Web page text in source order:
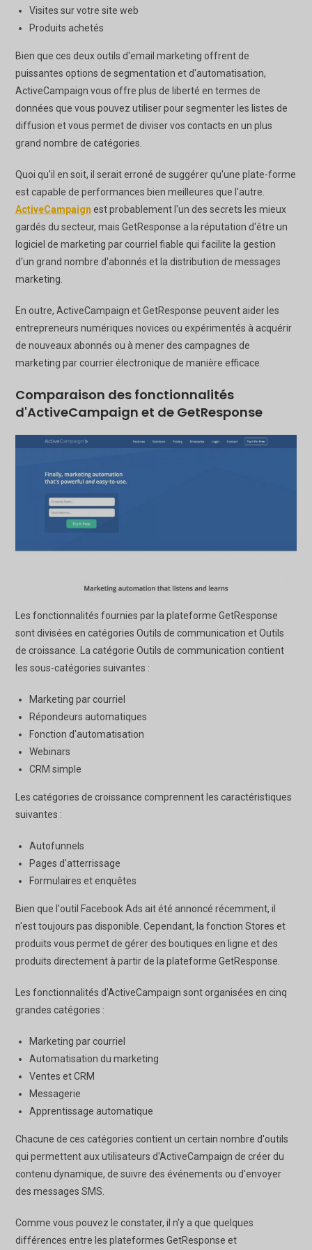
Visites sur votre site web
Produits achetés
Bien que ces deux outils d'email marketing offrent de
puissantes options de segmentation et d'automatisation,
ActiveCampaign vous offre plus de liberté en termes de
données que vous pouvez utiliser pour segmenter les listes de
diffusion et vous permet de diviser vos contacts en un plus
grand nombre de catégories.
Quoi qu'il en soit, il serait erroné de suggérer qu'une plate-forme
est capable de performances bien meilleures que l'autre.
ActiveCampaign est probablement l'un des secrets les mieux
gardés du secteur, mais GetResponse a la réputation d'être un
logiciel de marketing par courriel fiable qui facilite la gestion
d'un grand nombre d'abonnés et la distribution de messages
marketing.
En outre, ActiveCampaign et GetResponse peuvent aider les
entrepreneurs numériques novices ou expérimentés à acquérir
de nouveaux abonnés ou à mener des campagnes de
marketing par courrier électronique de manière efficace.
Comparaison des fonctionnalités
d'ActiveCampaign et de GetResponse
Les fonctionnalités fournies par la plateforme GetResponse
sont divisées en catégories Outils de communication et Outils
de croissance. La catégorie Outils de communication contient
les sous-catégories suivantes :
Marketing par courriel
Répondeurs automatiques
Fonction d'automatisation
Webinars
CRM simple
Les catégories de croissance comprennent les caractéristiques
suivantes :
Autofunnels
Pages d'atterrissage
Formulaires et enquêtes
Bien que l'outil Facebook Ads ait été annoncé récemment, il
n'est toujours pas disponible. Cependant, la fonction Stores et
produits vous permet de gérer des boutiques en ligne et des
produits directement à partir de la plateforme GetResponse.
Les fonctionnalités d'ActiveCampaign sont organisées en cinq
grandes catégories :
Marketing par courriel
Automatisation du marketing
Ventes et CRM
Messagerie
Apprentissage automatique
Chacune de ces catégories contient un certain nombre d'outils
qui permettent aux utilisateurs d'ActiveCampaign de créer du
contenu dynamique, de suivre des événements ou d'envoyer
des messages SMS.
Comme vous pouvez le constater, il n'y a que quelques
différences entre les plateformes GetResponse et